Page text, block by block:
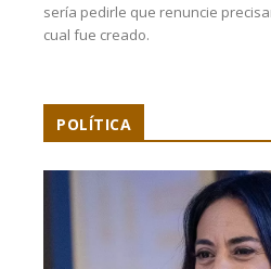
sería pedirle que renuncie
cual fue creado.
POLÍTICA